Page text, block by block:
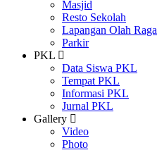
Masjid
Resto Sekolah
Lapangan Olah Raga
Parkir
PKL
Data Siswa PKL
Tempat PKL
Informasi PKL
Jurnal PKL
Gallery
Video
Photo